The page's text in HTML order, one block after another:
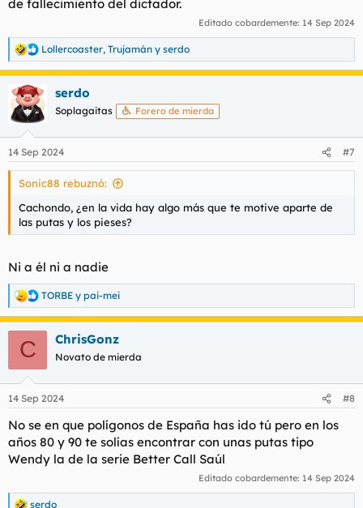
de fallecimiento del dictador.
Editado cobardemente: 14 Sep 2024
R
e
a
c
c
i
e
s
Lollercoaster, Trujamán y serdo
serdo
Soplagaitas Forero de mierda
14 Sep 2024 #7
Sonic88 rebuznó:
Cachondo, ¿en la vida hay algo más que te motive aparte de
las putas y los pieses?
Ni a él ni a nadie
R
e
a
e
:
TORBE y pai-mei
C ChrisGonz
Novato de mierda
14 Sep 2024 #8
No se en que polígonos de España has ido tú pero en los
años 80 y 90 te solías encontrar con unas putas tipo
Wendy la de la serie Better Call Saúl
Editado cobardemente: 14 Sep 2024
serdo